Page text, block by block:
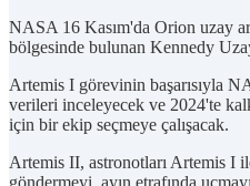
NASA 16 Kasım'da Orion uzay
bölgesinde bulunan Kennedy
Artemis I görevinin başarısıyla
verileri inceleyecek ve 2024'te
için bir ekip seçmeye çalışacak.
Artemis II, astronotları Artemis I
göndermeyi, ayın etrafında